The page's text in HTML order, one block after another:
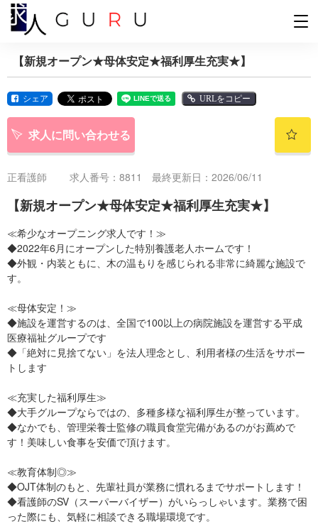
【新規オープン★母体安定★福利厚生充実★】
シェア URLをコピー
求人に問い合わせる
正看護師 求人番号：8811 最終更新日：2026/06/11
【新規オープン★母体安定★福利厚生充実★】
≪希少なオープニング求人です！≫
◆2022年6月にオープンした特別養護老人ホームです！
◆外観・内装ともに、木の温もりを感じられる非常に綺麗な施設で
す。
≪母体安定！≫
◆施設を運営するのは、全国で100以上の病院施設を運営する平成
医療福祉グループです
◆「絶対に見捨てない」を法人理念とし、利用者様の生活をサポー
トします
≪充実した福利厚生≫
◆大手グループならではの、多種多様な福利厚生が整っています。
◆なかでも、管理栄養士監修の職員食堂完備があるのがお薦めで
す！美味しい食事を安価で頂けます。
≪教育体制◎≫
◆OJT体制のもと、先輩社員が業務に慣れるまでサポートします！
◆看護師のSV（スーパーバイザー）がいらっしゃいます。業務で困
った際にも、気軽に相談できる職場環境です。